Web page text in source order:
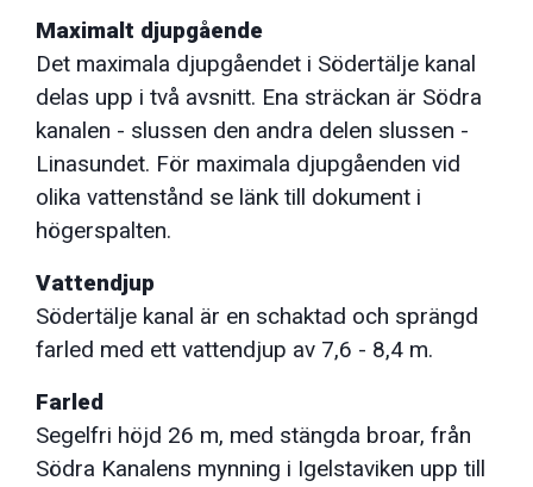
Maximalt djupgående
Det maximala djupgåendet i Södertälje kanal
delas upp i två avsnitt. Ena sträckan är Södra
kanalen - slussen den andra delen slussen -
Linasundet. För maximala djupgåenden vid
olika vattenstånd se länk till dokument i
högerspalten.
Vattendjup
Södertälje kanal är en schaktad och sprängd
farled med ett vattendjup av 7,6 - 8,4 m.
Farled
Segelfri höjd 26 m, med stängda broar, från
Södra Kanalens mynning i Igelstaviken upp till